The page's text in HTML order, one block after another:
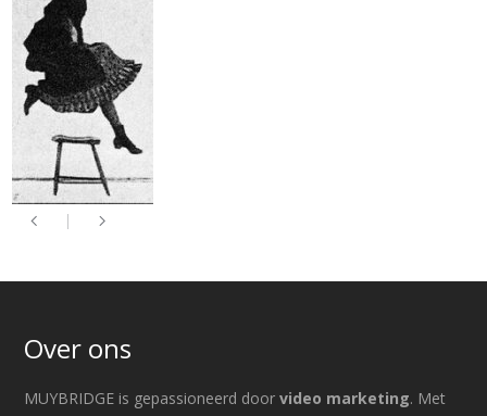
Over ons
MUYBRIDGE is gepassioneerd doorvideo marketing. Met